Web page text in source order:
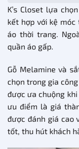
K’s Closet lựa
kết hợp với kệ móc
áo thời trang.
quần áo gấp.
Gỗ Melamine và
chọn trong gia
được ưa chuộng khi
ưu điểm là giá
được đánh giá cao
tốt, thu hút khách